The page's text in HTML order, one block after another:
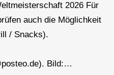
2026 Für
auch die Möglichkeit
/ Snacks).
Bild:…